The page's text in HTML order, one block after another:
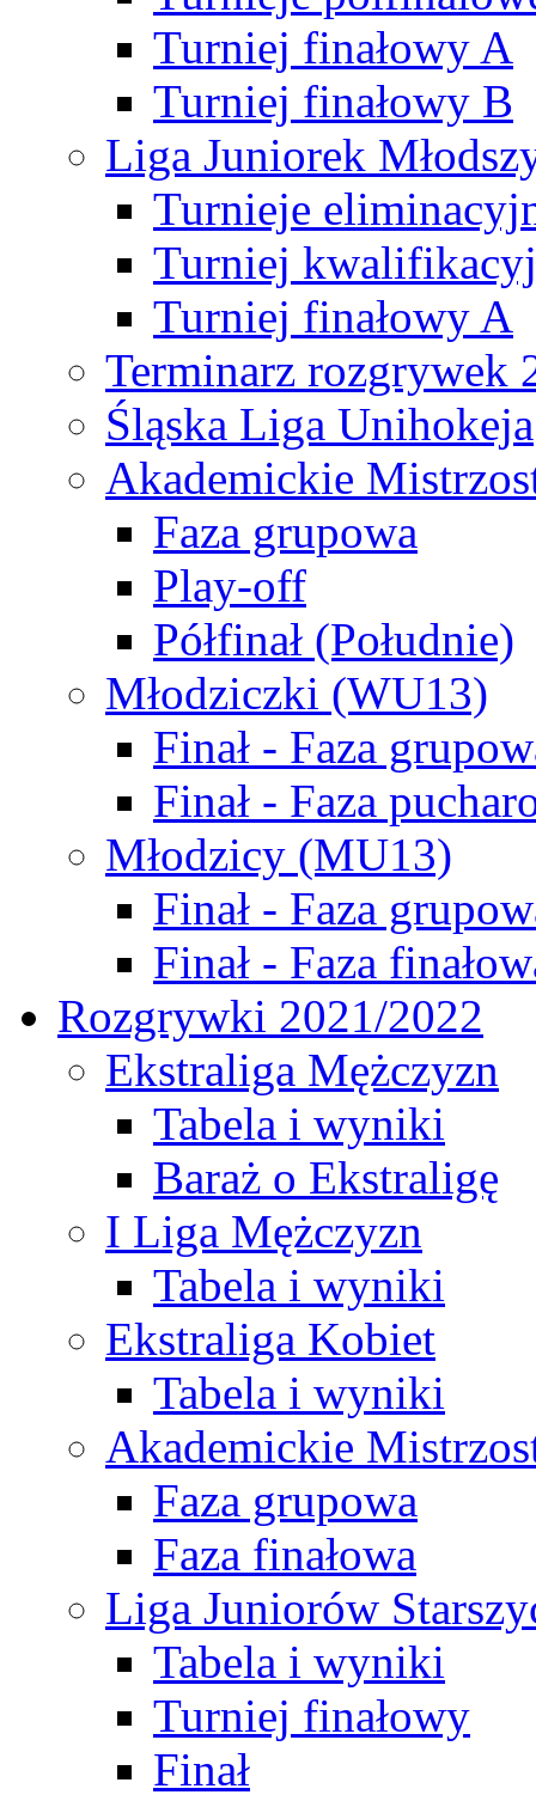
Turniej finałowy A
Turniej finałowy B
Liga Juniorek
Turnieje
Turniej
Turniej finałowy A
Terminarz rozgrywek
Śląska Liga Unihokeja
Akademickie
Faza grupowa
Play-off
Półfinał (Południe)
Młodziczki (WU13)
Finał - Faza
Finał - Faza
Młodzicy (MU13)
Finał - Faza
Finał - Faza
Rozgrywki 2021/2022
Ekstraliga Mężczyzn
Tabela i wyniki
Baraż o Ekstraligę
I Liga Mężczyzn
Tabela i wyniki
Ekstraliga Kobiet
Tabela i wyniki
Akademickie
Faza grupowa
Faza finałowa
Liga Juniorów
Tabela i wyniki
Turniej finałowy
Finał